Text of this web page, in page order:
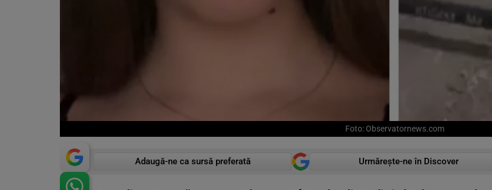
Foto: Observatornews.com
Adaugă-ne ca sursă preferată Urmărește-ne în Discover